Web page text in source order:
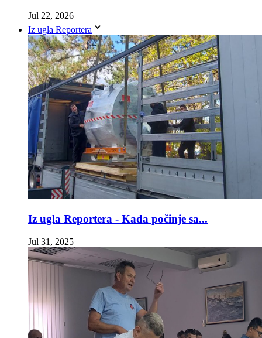
Jul 22, 2026
Iz ugla Reportera
Iz ugla Reportera - Kada počinje sa...
Jul 31, 2025